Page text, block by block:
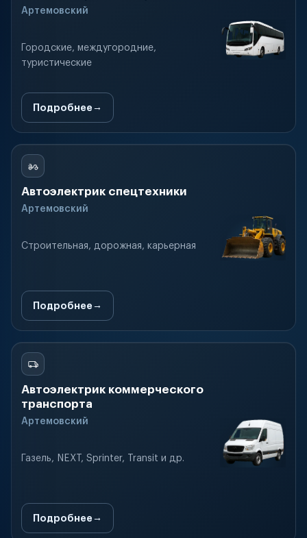
Артемовский
Городские, междугородние,
туристические
Подробнее
Автоэлектрик спецтехники
Артемовский
Строительная, дорожная, карьерная
Подробнее
Автоэлектрик коммерческого
транспорта
Артемовский
Газель, NEXT, Sprinter, Transit и др.
Подробнее